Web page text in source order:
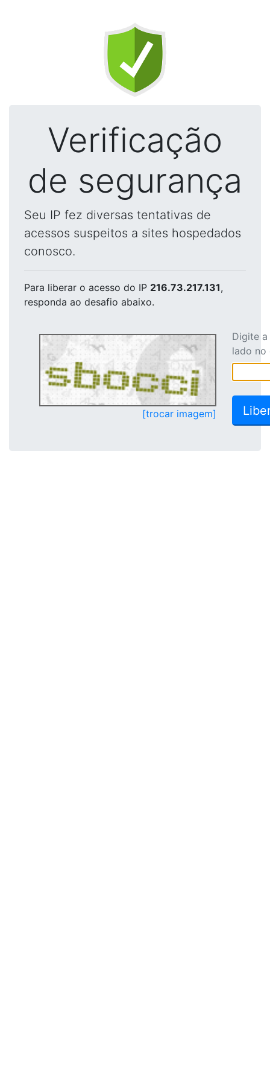
Verificação
de segurança
Seu IP fez diversas tentativas de
acessos suspeitos a sites hospedados
conosco.
Para liberar o acesso do IP 216.73.217.131,
responda ao desafio abaixo.
[trocar imagem]
Digite
lado no